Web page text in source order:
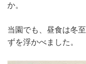
か。
当園でも、昼食は冬
ずを浮かべました。